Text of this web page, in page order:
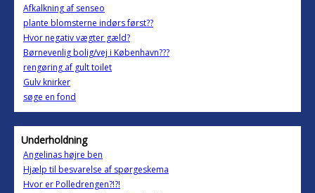
Afkalkning af senseo
plante blomsterne indørs først??
Hvor negativ vægter gæld?
Børnevenlig bolig/vej i København???
rengøring af gult toilet
Gulv knirker
søge en fond
Underholdning
Angelinas højre ben
Hjælp til besvarelse af spørgeskema
Hvor er Polledrengen?!?!